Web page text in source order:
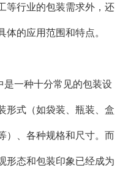
等行业的包装需求外，还
的应用范围和特点。
是一种十分常见的包装设
形式（如袋装、瓶装、盒
）、各种规格和尺寸。而
形态和包装印象已经成为